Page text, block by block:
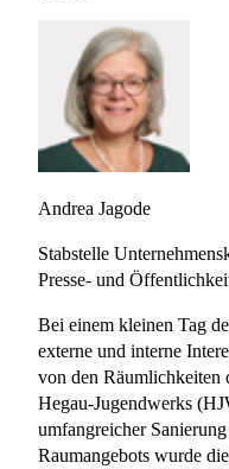
Andrea Jagode
Stabstelle
Presse- und
Bei einem kleinen Tag
externe und interne
von den Räumlichkeiten
Hegau-Jugendwerks
umfangreicher
Raumangebots wurde